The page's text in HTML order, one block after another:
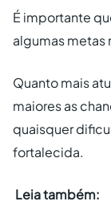
É importante
algumas metas
Quanto mais
maiores as
quaisquer
fortalecida.
Leia também: